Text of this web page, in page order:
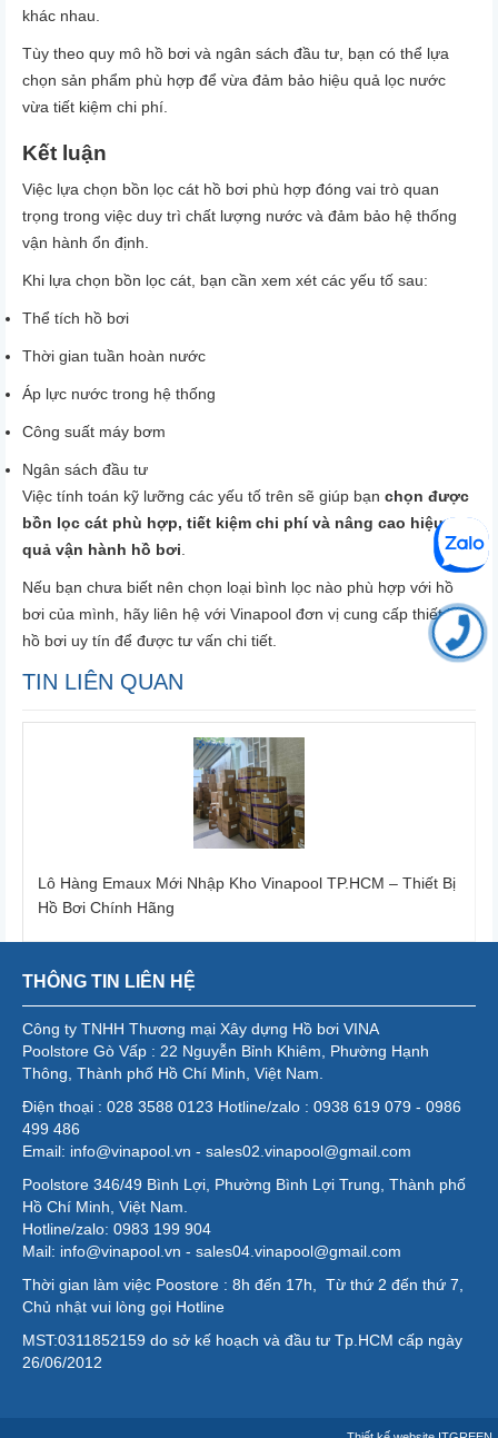
khác nhau.
Tùy theo quy mô hồ bơi và ngân sách đầu tư , bạn có thể lựa
chọn sản phẩm phù hợp để vừa đảm bảo hiệu quả lọc nước
vừa tiết kiệm chi phí.
Kết luận
Việc lựa chọn bồn lọc cát hồ bơi phù hợp đóng vai trò quan
trọng trong việc duy trì chất lượng nước và đảm bảo hệ thống
vận hành ổn định.
Khi lựa chọn bồn lọc cát, bạn cần xem xét các yếu tố sau:
Thể tích hồ bơi
Thời gian tuần hoàn nước
Áp lực nước trong hệ thống
Công suất máy bơm
Ngân sách đầu tư
Việc tính toán kỹ lưỡng các yếu tố trên sẽ giúp bạn chọn được
bồn lọc cát phù hợp, tiết kiệm chi phí và nâng cao hiệu
quả vận hành hồ bơi
Nếu bạn chưa biết nên chọn loại bình lọc nào phù hợp với hồ
bơi của mình, hãy liên hệ với Vinapool đơn vị cung cấp thiết bị
hồ bơi uy tín để được tư vấn chi tiết.
TIN LIÊN QUAN
Hàng Emaux Mới Nhập Kho Vinapool TP.HCM – Thiết Bị
Bơi Chính Hãng
THÔNG TIN LIÊN HỆ
Công ty TNHH Thương mại Xây dựng Hồ bơi VINA
Poolstore Gò Vấp : 22 Nguyễn Bỉnh Khiêm, Phường Hạnh
Thông, Thành phố Hồ Chí Minh, Việt Nam.
Điện thoại : 028 3588 0123 Hotline/zalo : 0938 619 079 - 0986
499 486
Email: info@vinapool.vn - sales02.vinapool@gmail.com
Poolstore 346/49 Bình Lợi, Phường Bình Lợi Trung, Thành phố
Hồ Chí Minh, Việt Nam.
Hotline/zalo: 0983 199 904
Mail: info@vinapool.vn - sales04.vinapool@gmail.com
Thời gian làm việc Poostore : 8h đến 17h, Từ thứ 2 đến thứ 7,
Chủ nhật vui lòng gọi Hotline
MST:0311852159 do sở kế hoạch và đầu tư Tp.HCM cấp ngày
26/06/2012